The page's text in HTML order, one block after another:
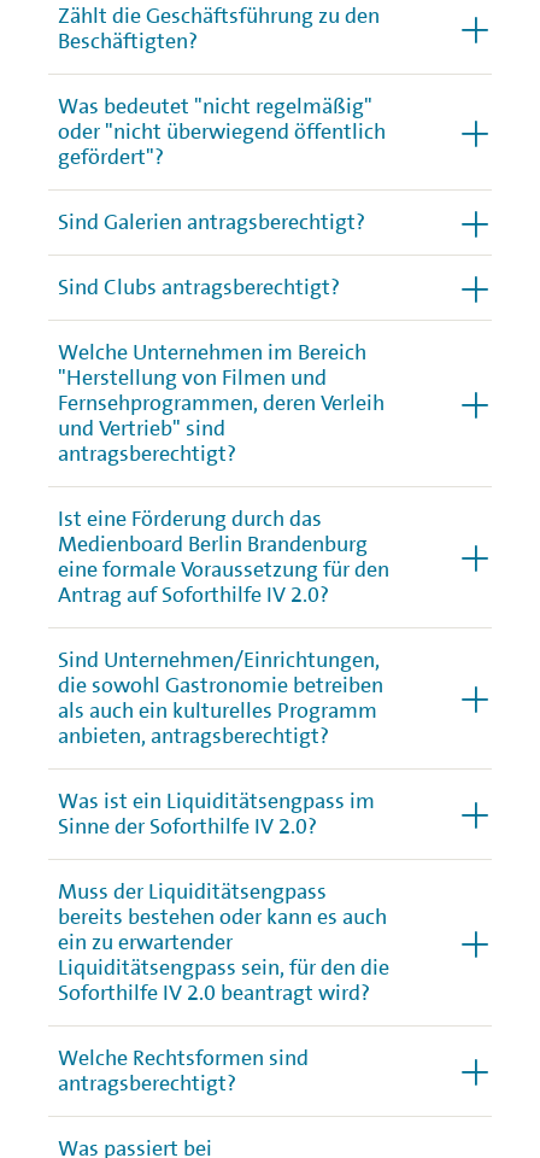
Zählt die Geschäftsführung zu den
Beschäftigten?
Was bedeutet "nicht regelmäßig"
oder "nicht überwiegend öffentlich
gefördert"?
Sind Galerien antragsberechtigt?
Sind Clubs antragsberechtigt?
Welche Unternehmen im Bereich
"Herstellung von Filmen und
Fernsehprogrammen, deren Verleih
und Vertrieb" sind
antragsberechtigt?
Ist eine Förderung durch das
Medienboard Berlin Brandenburg
eine formale Voraussetzung für den
Antrag auf Soforthilfe IV 2.0?
Sind Unternehmen/Einrichtungen,
die sowohl Gastronomie betreiben
als auch ein kulturelles Programm
anbieten, antragsberechtigt?
Was ist ein Liquiditätsengpass im
Sinne der Soforthilfe IV 2.0?
Muss der Liquiditätsengpass
bereits bestehen oder kann es auch
ein zu erwartender
Liquiditätsengpass sein, für den die
Soforthilfe IV 2.0 beantragt wird?
Welche Rechtsformen sind
antragsberechtigt?
Was passiert bei